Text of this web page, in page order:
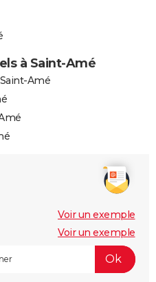
à Saint-Amé
Amé
Voir un exemple
Voir un exemple